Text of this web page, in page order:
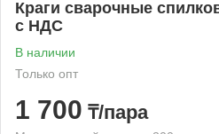
Краги сварочные
с НДС
В наличии
Только опт
1 700 ₸/пара